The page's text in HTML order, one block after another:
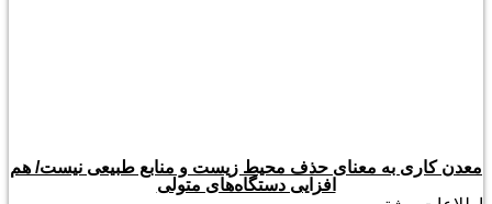
معدن کاری به معنای حذف محیط زیست و منابع طبیعی نیست/ هم
افزایی دستگاه‌های متولی